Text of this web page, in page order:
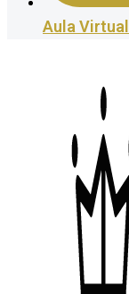
Aula Virtual